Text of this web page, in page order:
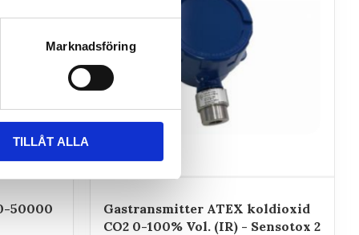
Marknadsföring
TILLÅT ALLA
50000
Gastransmitter ATEX koldioxid
CO2 0-100% Vol. (IR) - Sensotox 2